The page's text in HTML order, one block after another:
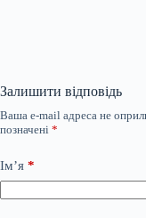
Залишити відповідь
Ваша e-mail адреса не
позначені *
Ім’я *